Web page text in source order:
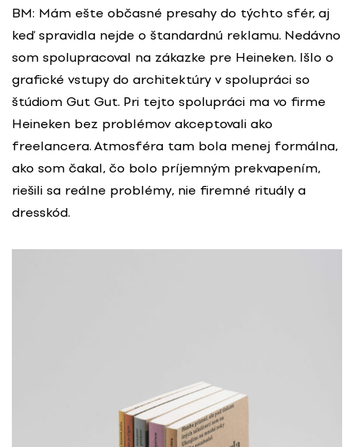
BM: Mám ešte občasné presahy do týchto sfér, aj
keď spravidla nejde o štandardnú reklamu. Nedávno
som spolupracoval na zákazke pre Heineken. Išlo o
grafické vstupy do architektúry v spolupráci so
štúdiom Gut Gut. Pri tejto spolupráci ma vo firme
Heineken bez problémov akceptovali ako
freelancera. Atmosféra tam bola menej formálna,
ako som čakal, čo bolo príjemným prekvapením,
riešili sa reálne problémy, nie firemné rituály a
dresskód.